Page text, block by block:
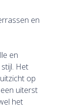
en
en
Het
op
uiterst
het